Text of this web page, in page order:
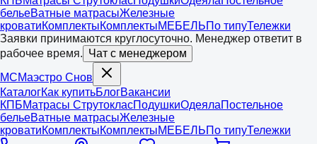
бельеВатные матрасыЖелезные
кроватиКомплектыКомплектыМЕБЕЛЬПо типуТележки
Заявки принимаются круглосуточно. Менеджер ответит в
рабочее время. Чат с менеджером
МСМаэстро Снов
КаталогКак купитьБлогВакансии
КПБМатрасы СтрутокласПодушкиОдеялаПостельное
бельеВатные матрасыЖелезные
кроватиКомплектыКомплектыМЕБЕЛЬПо типуТележки